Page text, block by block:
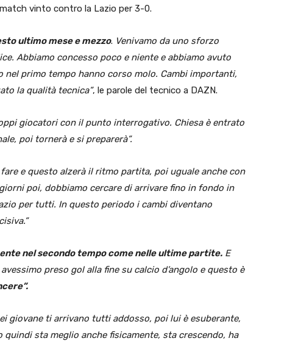
vinto contro la Lazio per 3-0.
ultimo mese e mezzo. Venivamo da uno sforzo
Abbiamo concesso poco e niente e abbiamo avuto
nel primo tempo hanno corso molo. Cambi importanti,
la qualità tecnica”, le parole del tecnico a DAZN.
giocatori con il punto interrogativo. Chiesa è entrato
poi tornerà e si preparerà”.
fare e questo alzerà il ritmo partita, poi uguale anche con
poi, dobbiamo cercare di arrivare fino in fondo in
per tutti. In questo periodo i cambi diventano
nel secondo tempo come nelle ultime partite. E
preso gol alla fine su calcio d’angolo e questo è
giovane ti arrivano tutti addosso, poi lui è esuberante,
quindi sta meglio anche fisicamente, sta crescendo, ha